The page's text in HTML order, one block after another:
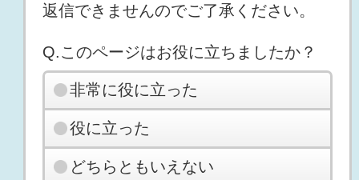
返信できませんのでご了承ください。
Q.このページはお役に立ちましたか？
非常に役に立った
役に立った
どちらともいえない